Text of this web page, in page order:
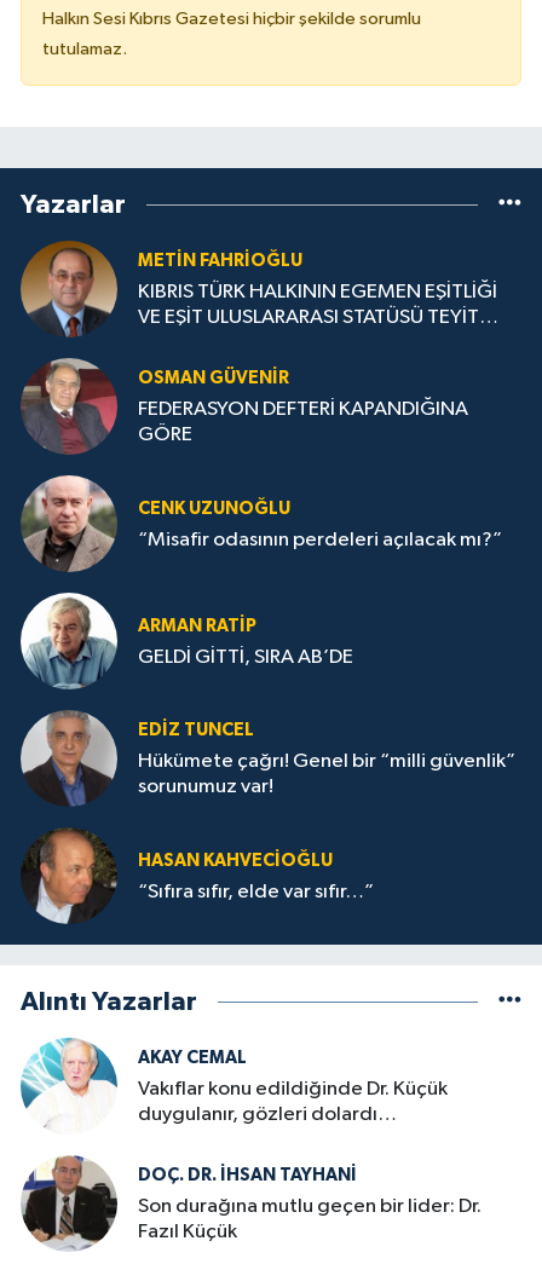
Halkın Sesi Kıbrıs Gazetesi hiçbir şekilde sorumlu
tutulamaz.
Yazarlar
METIN FAHRİOĞLU
KIBRIS TÜRK HALKININ EGEMEN EŞİTLİĞİ
VE EŞİT ULUSLARARASI STATÜSÜ TEYİT
OSMAN GÜVENİR
FEDERASYON DEFTERİ KAPANDIĞINA
GÖRE
CENK UZUNOĞLU
“Misafir odasının perdeleri açılacak mı?”
ARMAN RATİP
GELDİ GİTTİ, SIRA AB’DE
EDIZ TUNCEL
Hükümete çağrı! Genel bir “milli güvenlik”
sorunumuz var!
HASAN KAHVECİOĞLU
“Sıfıra sıfır, elde var sıfır…”
Alıntı Yazarlar
AKAY CEMAL
Vakıflar konu edildiğinde Dr. Küçük
duygulanır, gözleri dolardı…
DOÇ. DR. İHSAN TAYHANI
Son durağına mutlu geçen bir lider: Dr.
Fazıl Küçük